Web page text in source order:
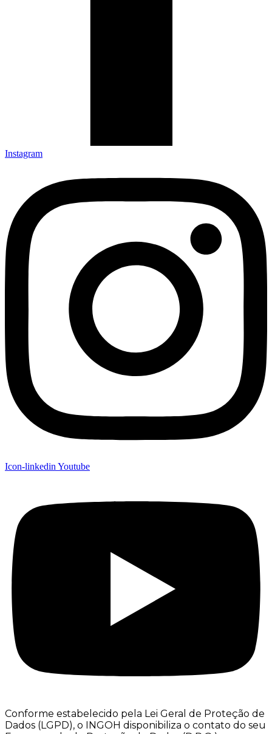
Instagram
Icon-linkedin Youtube
Conforme estabelecido pela Lei Geral de Proteção de
Dados (LGPD), o INGOH disponibiliza o contato do seu